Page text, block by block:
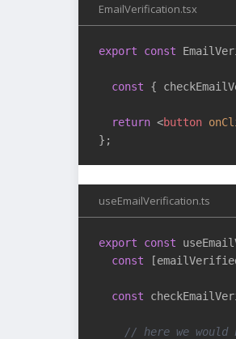
EmailVerification.tsx
export const
const {
return <button
useEmailVerification.ts
export const
const
const
// here we